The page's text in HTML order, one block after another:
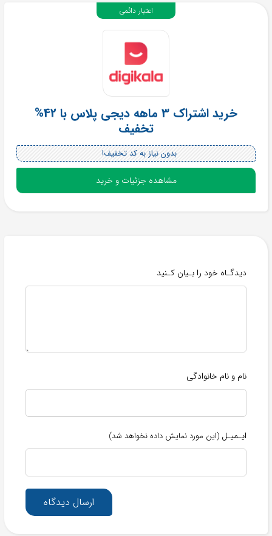
خرید اشتراک 3 ماهه دیجی پلاس با 42%
تخفیف
بدون نیاز به کد تخفیف!
مشاهده جزئیات و خرید
اعتبار دائمی
دیدگـاه خود را بـیان کـنید
نام و نام خانوادگی
ایـمیـل (این مورد نمایش داده نخواهد شد)
ارسال دیدگاه